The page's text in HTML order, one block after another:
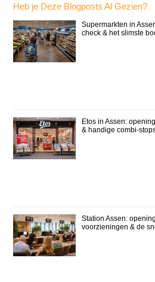
Heb je Deze Blogposts Al Gezien?
Supermarkten in
check & het slimste
Etos in Assen:
& handige combi-
Station Assen:
voorzieningen & de